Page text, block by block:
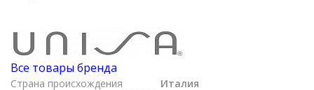
Все товары бренда
Страна происхождения
Италия